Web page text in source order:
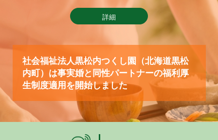
詳細
社会福祉法人黒松内つくし園（北海道黒松
内町）は事実婚と同性パートナーの福利厚
生制度適用を開始しました